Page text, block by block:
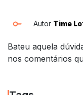
Autor Time
Bateu aquela
nos comentários